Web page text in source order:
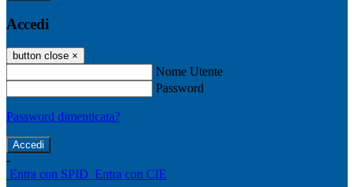
Accedi
button close ×
Nome Utente
Password
Password dimenticata?
-
Entra con SPID Entra con CIE